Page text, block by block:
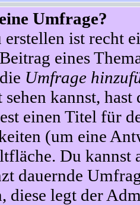
Umfrage?
ist recht
eines
Umfrage
kannst,
einen Titel für
(um eine
Du
dauernde
diese legt der